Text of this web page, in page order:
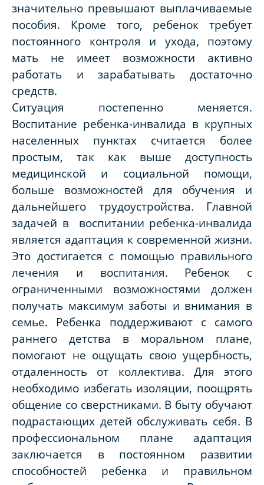
значительно превышают выплачиваемые
пособия. Кроме того, ребенок требует
постоянного контроля и ухода, поэтому
мать не имеет возможности активно
работать и зарабатывать достаточно
средств.
Ситуация постепенно меняется.
Воспитание ребенка-инвалида в крупных
населенных пунктах считается более
простым, так как выше доступность
медицинской и социальной помощи,
больше возможностей для обучения и
дальнейшего трудоустройства. Главной
задачей в воспитании ребенка-инвалида
является адаптация к современной жизни.
Это достигается с помощью правильного
лечения и воспитания. Ребенок с
ограниченными возможностями должен
получать максимум заботы и внимания в
семье. Ребенка поддерживают с самого
раннего детства в моральном плане,
помогают не ощущать свою ущербность,
отдаленность от коллектива. Для этого
необходимо избегать изоляции, поощрять
общение со сверстниками. В быту обучают
подрастающих детей обслуживать себя. В
профессиональном плане адаптация
заключается в постоянном развитии
способностей ребенка и правильном